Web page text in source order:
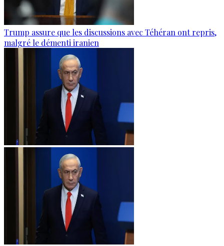
Trump assure que les discussions avec Téhéran ont repris,
malgré le démenti iranien